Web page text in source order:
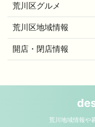
荒川区グルメ
荒川区地域情報
開店・閉店情報
荒川地域情報や